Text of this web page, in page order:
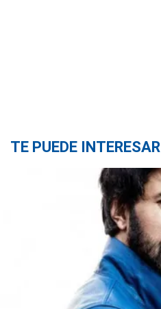
TE PUEDE INTERESAR